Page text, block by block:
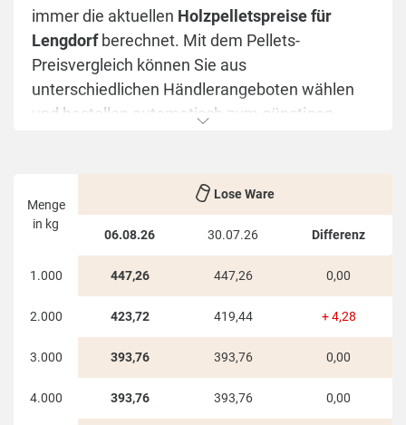
immer die aktuellen Holzpelletspreise für
Lengdorfberechnet. Mit dem Pellets-
Preisvergleich können Sie aus
unterschiedlichen Händlerangeboten wählen
und bestellen automatisch zum günstigen
Mit der praktischen Übersichtstabelle von
Holzpellets aktuell in Lengdorf kosten.
Einzelbesteller und Sammelbesteller erhalten
hier einen optimalen Überblick über die Kosten
Ihrer Holzpelletsbestellung. Bei
den Verbraucher ein anderer Kilogrammpreis.
Menge
in kg
Lose Ware
06.08.26 30.07.26 Differenz
1.000 447,26 447,26 0,00
2.000 423,72 419,44 + 4,28
3.000 393,76 393,76 0,00
4.000 393,76 393,76 0,00